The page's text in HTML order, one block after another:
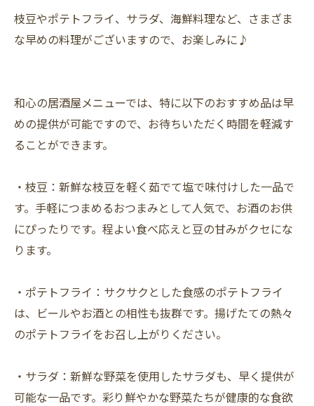
枝豆やポテトフライ、サラダ、海鮮料理など、さまざま
な早めの料理がございますので、お楽しみに♪
和心の居酒屋メニューでは、特に以下のおすすめ品は早
めの提供が可能ですので、お待ちいただく時間を軽減す
ることができます。
・枝豆：新鮮な枝豆を軽く茹でて塩で味付けした一品で
す。手軽につまめるおつまみとして人気で、お酒のお供
にぴったりです。程よい食べ応えと豆の甘みがクセにな
ります。
・ポテトフライ：サクサクとした食感のポテトフライ
は、ビールやお酒との相性も抜群です。揚げたての熱々
のポテトフライをお召し上がりください。
・サラダ：新鮮な野菜を使用したサラダも、早く提供が
可能な一品です。彩り鮮やかな野菜たちが健康的な食欲